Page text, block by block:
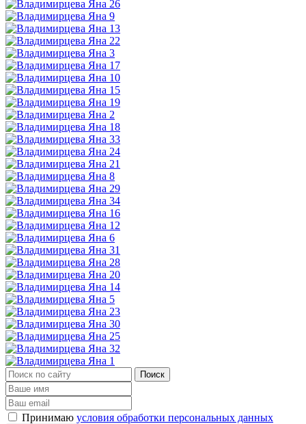
Принимаю условия обработки персональных данных